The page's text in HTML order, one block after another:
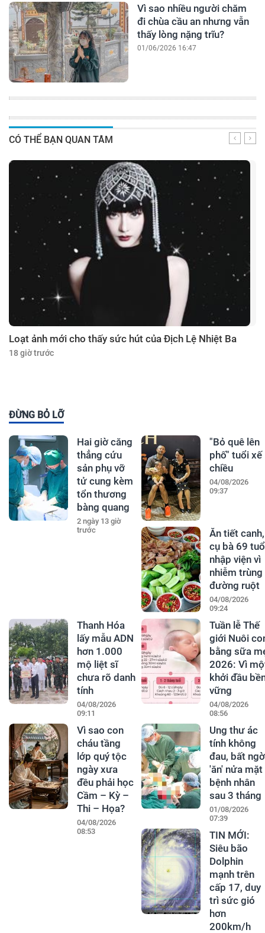
Vì sao nhiều người chăm
đi chùa cầu an nhưng vẫn
thấy lòng nặng trĩu?
01/06/2026 16:47
CÓ THỂ BẠN QUAN TÂM
Loạt ảnh mới cho thấy sức hút của Địch Lệ Nhiệt Ba
18 giờ trước
ĐỪNG BỎ LỠ
Hai giờ căng
thẳng cứu
sản phụ vỡ
tử cung kèm
tổn thương
bàng quang
2 ngày 13 giờ
trước
"Bỏ quê lên
phố" tuổi xế
chiều
04/08/2026
09:37
Ăn tiết canh,
cụ bà 69
nhập viện vì
nhiễm trùng
đường ruột
04/08/2026
09:24
Thanh Hóa
lấy mẫu ADN
hơn 1.000
mộ liệt sĩ
chưa rõ danh
tính
04/08/2026
09:11
Tuần lễ Thế
giới Nuôi
bằng sữa
2026: Vì
khởi đầu
vững
04/08/2026
08:56
Vì sao con
cháu tầng
lớp quý tộc
ngày xưa
đều phải học
Cầm – Kỳ –
Thi – Họa?
04/08/2026
08:53
Ung thư ác
tính không
đau, bất ngờ
'ăn' nửa mặt
bệnh nhân
sau 3 tháng
01/08/2026
07:39
TIN MỚI:
Siêu bão
Dolphin
mạnh trên
cấp 17, duy
trì sức gió
hơn
200km/h